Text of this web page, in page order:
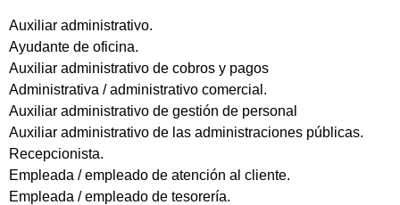
Auxiliar administrativo.
Ayudante de oficina.
Auxiliar administrativo de cobros y pagos
Administrativa / administrativo comercial.
Auxiliar administrativo de gestión de personal
Auxiliar administrativo de las administraciones públicas.
Recepcionista.
Empleada / empleado de atención al cliente.
Empleada / empleado de tesorería.